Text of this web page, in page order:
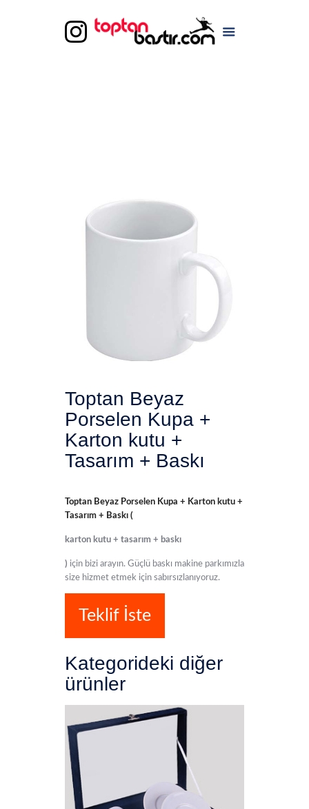
Toptan Beyaz
Porselen Kupa +
Karton kutu +
Tasarım + Baskı
Toptan Beyaz Porselen Kupa + Karton kutu +
Tasarım + Baskı (
karton kutu + tasarım + baskı
) için bizi arayın. Güçlü baskı makine parkımızla
size hizmet etmek için sabırsızlanıyoruz.
Teklif İste
Kategorideki diğer
ürünler